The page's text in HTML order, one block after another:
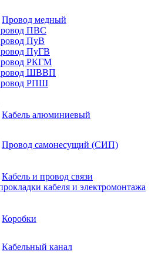
Провод медный
ПВС
ПуВ
ПуГВ
РКГМ
ШВВП
РПШ
Кабель алюминиевый
Провод самонесущий (СИП)
Кабель и провод связи
кабеля и электромонтажа
Коробки
Кабельный канал